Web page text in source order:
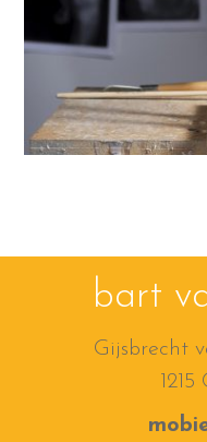
bart
Gijsbrecht